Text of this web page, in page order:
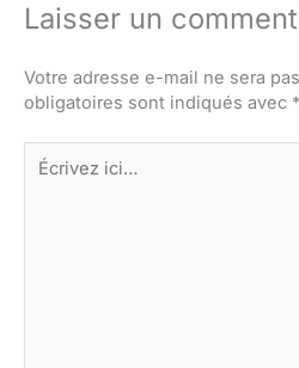
Laisser un
Votre adresse e-mail ne sera
obligatoires sont indiqués avec *
Écrivez
ici…